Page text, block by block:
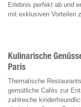
Erlebnis perfekt ab und
mit exklusiven Vorteilen
Kulinarische
Paris
Thematische
gemütliche Cafés zur
zahlreiche